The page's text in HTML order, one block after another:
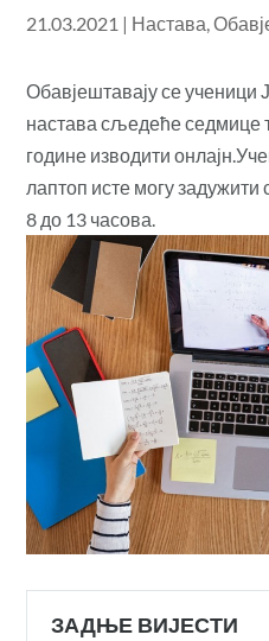
21.03.2021 | Настава,
Обавјештавају се
настава сљедеће седмице
године изводити
лаптоп исте могу
8 до 13 часова.
ЗАДЊЕ ВИЈЕСТИ